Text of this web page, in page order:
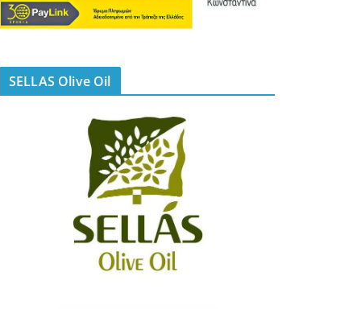
SELLAS Olive Oil